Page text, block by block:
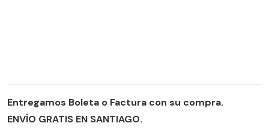
Entregamos Boleta o Factura con su compra.
ENVÍO GRATIS EN SANTIAGO.